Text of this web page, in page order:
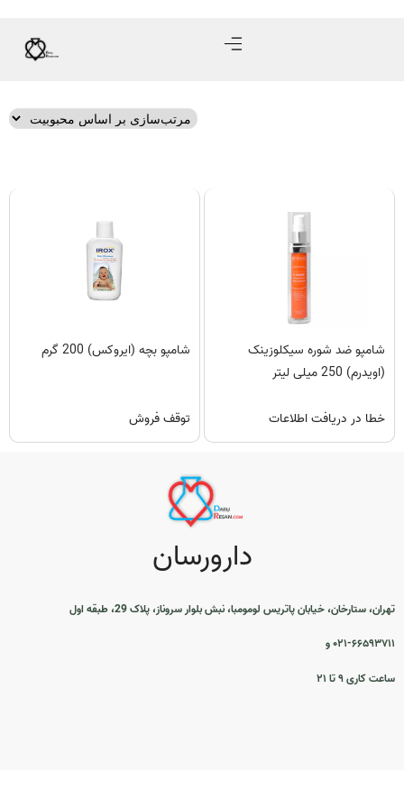
شامپو ضد شوره سیکلوزینک
(اویدرم) 250 میلی لیتر
خطا در دریافت اطلاعات
شامپو بچه (ایروکس) 200 گرم
توقف فروش
دارورسان
تهران، ستارخان، خیابان پاتریس لومومبا، نبش بلوار سروناز، پلاک 29، طبقه اول
۰۲۱-۶۶۵۹۳۷۱۱ و
ساعت کاری ۹ تا ۲۱